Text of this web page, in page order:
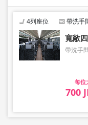
4列座位 帶洗手
寬敞
帶洗手
700